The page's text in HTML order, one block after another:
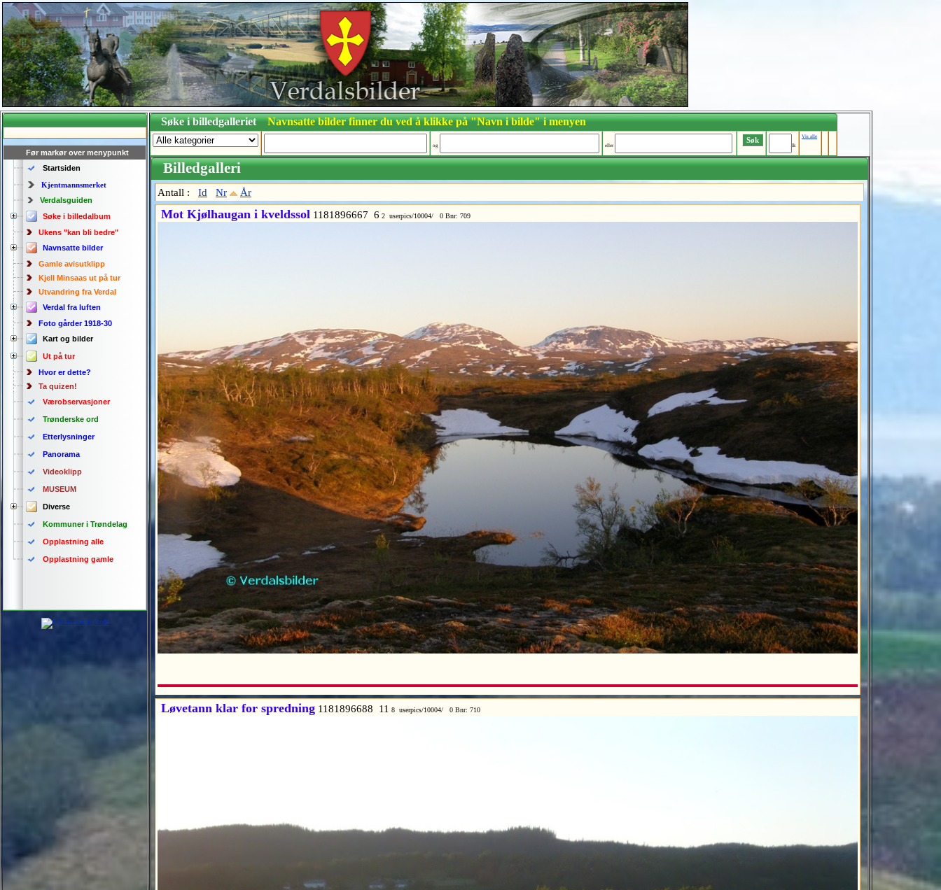
Før markør over menypunkt
Startsiden
Kjentmannsmerket
Verdalsguiden
Søke i billedalbum
Ukens "kan bli bedre"
Navnsatte bilder
Gamle avisutklipp
Kjell Minsaas ut på tur
Utvandring fra Verdal
Verdal fra luften
Foto gårder 1918-30
Kart og bilder
Ut på tur
Hvor er dette?
Ta quizen!
Værobservasjoner
Trønderske ord
Etterlysninger
Panorama
Videoklipp
MUSEUM
Diverse
Kommuner i Trøndelag
Opplastning alle
Opplastning gamle
Søke i billedgallerietNavnsatte bilder finner du ved å klikke på "Navn i bilde" i menyen
og eller Ik
Vis alle
Billedgalleri
Antall : Id Nr År
Mot Kjølhaugan i kveldssol 1181896667 6 2 userpics/10004/ 0 Bnr: 709
Løvetann klar for spredning 1181896688 11 8 userpics/10004/ 0 Bnr: 710